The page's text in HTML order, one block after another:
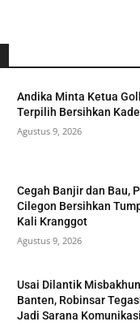
Andika Minta Ketua
Terpilih Bersihkan
Agustus 9, 2026
Cegah Banjir dan Bau,
Cilegon Bersihkan
Kali Kranggot
Agustus 9, 2026
Usai Dilantik
Banten, Robinsar
Jadi Sarana